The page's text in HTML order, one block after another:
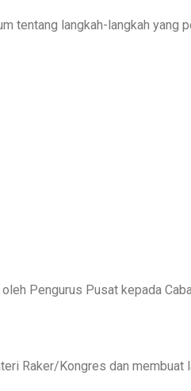
tentang langkah-langkah yang
Pengurus Pusat kepada
Raker/Kongres dan membuat